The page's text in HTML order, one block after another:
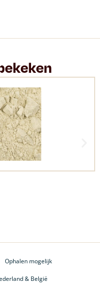
Ophalen mogelijk
& België